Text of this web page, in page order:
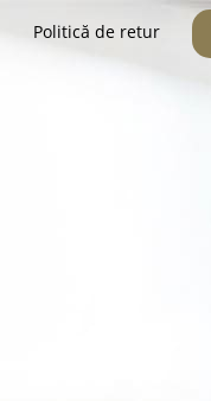
Politică de retur